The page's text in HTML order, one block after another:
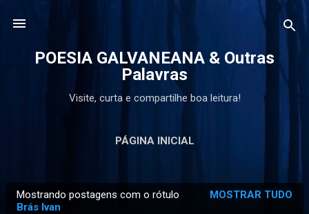
POESIA GALVANEANA & Outras
Palavras
Visite, curta e compartilhe boa leitura!
PÁGINA INICIAL
Mostrando postagens com o rótulo
Brás Ivan
MOSTRAR TUDO